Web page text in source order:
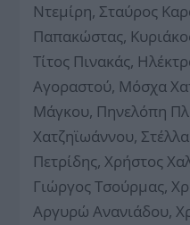
Ντεμίρη, Σταύρος
Παπακώστας,
Τίτος Πινακάς,
Αγοραστού, Μόσχα
Μάγκου, Πηνελόπη
Χατζηϊωάννου,
Πετρίδης, Χρήστος
Γιώργος Τσούρμας,
Αργυρώ Ανανιάδου,